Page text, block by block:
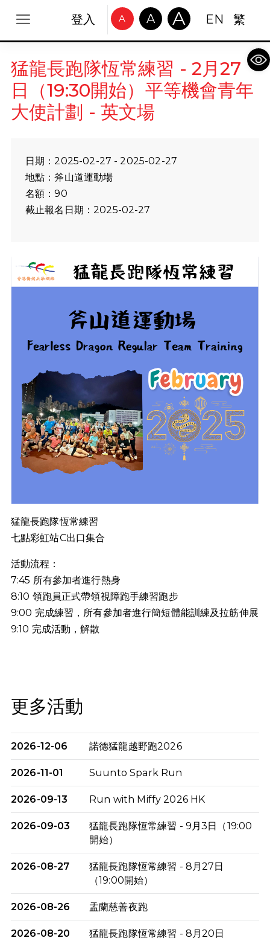
登入 A A A EN 繁
猛龍長跑隊恆常練習 - 2月27
日（19:30開始）平等機會青年
大使計劃 - 英文場
日期：2025-02-27 - 2025-02-27
地點：斧山道運動場
名額：90
截止報名日期：2025-02-27
猛龍長跑隊恆常練習
七點彩虹站C出口集合
活動流程：
7:45 所有參加者進行熱身
8:10 領跑員正式帶領視障跑手練習跑步
9:00 完成練習，所有參加者進行簡短體能訓練及拉筋伸展
9:10 完成活動，解散
更多活動
2026-12-06 諾德猛龍越野跑2026
2026-11-01 Suunto Spark Run
2026-09-13 Run with Miffy 2026 HK
2026-09-03
猛龍長跑隊恆常練習 - 9月3日（19:00
開始）
2026-08-27
猛龍長跑隊恆常練習 - 8月27日
（19:00開始）
2026-08-26 盂蘭慈善夜跑
2026-08-20
猛龍長跑隊恆常練習 - 8月20日